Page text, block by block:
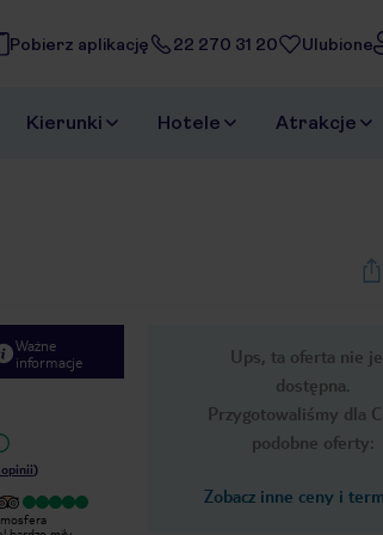
Pobierz aplikację 22 270 31 20 Ulubione
Kierunki Hotele Atrakcje
Ups, ta oferta nie
dostępna.
Przygotowaliśmy dla
podobne oferty:
Zobacz inne ceny i
Ważne
informacje
opinii)